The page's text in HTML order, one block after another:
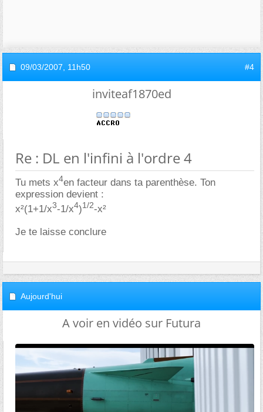
09/03/2007, 11h50 #4
inviteaf1870ed
Re : DL en l'infini à l'ordre 4
Tu mets x4en facteur dans ta parenthèse. Ton
expression devient :
x²(1+1/x3-1/x4)1/2-x²
Je te laisse conclure
Aujourd'hui
A voir en vidéo sur Futura